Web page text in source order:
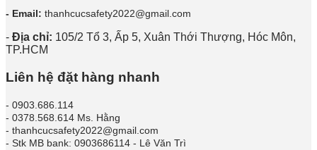
- Email: thanhcucsafety2022@gmail.com
- Địa chỉ: 105/2 Tổ 3, Ấp 5, Xuân Thới Thượng, Hóc Môn,
TP.HCM
Liên hệ đặt hàng nhanh
- 0903.686.114
- 0378.568.614 Ms. Hằng
- thanhcucsafety2022@gmail.com
- Stk MB bank: 0903686114 - Lê Văn Trì